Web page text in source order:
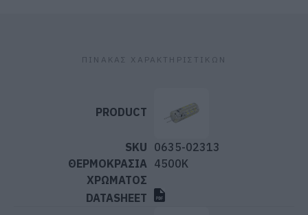
ΠΙΝΑΚΑΣ ΧΑΡΑΚΤΗΡΙΣΤΙΚΩΝ
0635-02313
4500K